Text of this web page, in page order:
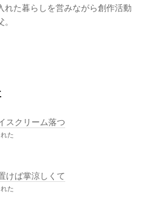
れた暮らしを営みながら創作活動
スクリーム落つ
た
けば掌涼しくて
た